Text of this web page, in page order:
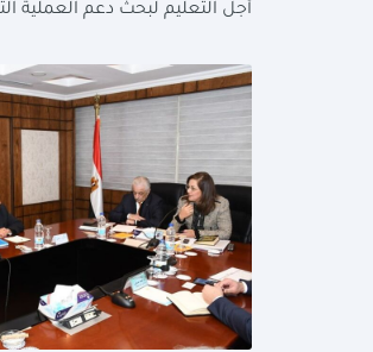
أجل التعليم لبحث دعم العملية